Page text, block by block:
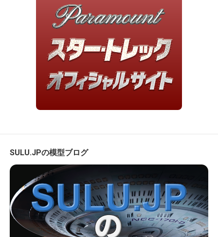
SULU.JPの模型ブログ